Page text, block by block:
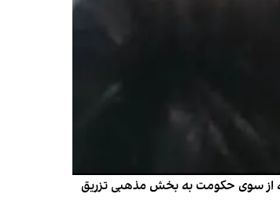
نجومی که از سوی حکومت به بخش مذهبی تزریق